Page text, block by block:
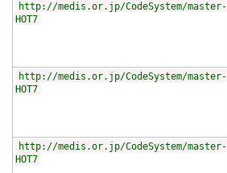
http://medis.or.jp/CodeSystem/master-
HOT7
http://medis.or.jp/CodeSystem/master-
HOT7
http://medis.or.jp/CodeSystem/master-
HOT7